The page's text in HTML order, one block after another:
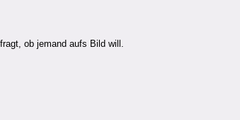
ob jemand aufs Bild will.